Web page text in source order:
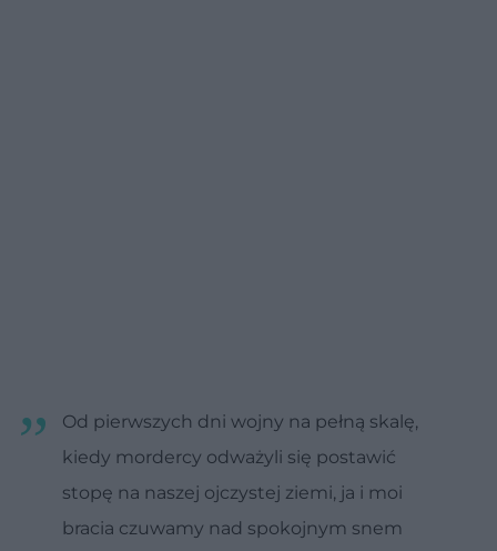
Od pierwszych dni wojny na pełną skalę,
kiedy mordercy odważyli się postawić
stopę na naszej ojczystej ziemi, ja i moi
bracia czuwamy nad spokojnym snem